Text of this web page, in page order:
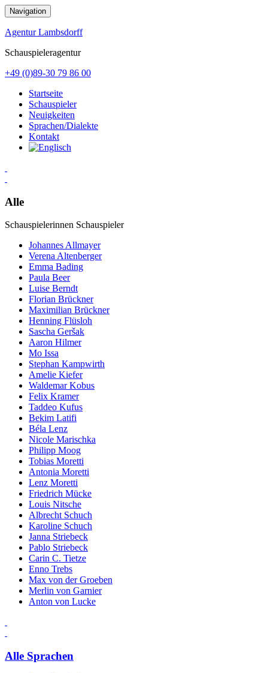
Zum
Inhalt
springen
Navigation
Agentur Lambsdorff
Schauspieleragentur
+49 (0)89-30 79 86 00
Startseite
Schauspieler
Neuigkeiten
Sprachen/Dialekte
Kontakt
Alle
Schauspielerinnen Schauspieler
Johannes Allmayer
Verena Altenberger
Emma Bading
Paula Beer
Luise Berndt
Florian Brückner
Maximilian Brückner
Henning Flüsloh
Sascha Geršak
Aaron Hilmer
Mo Issa
Stephan Kampwirth
Amelie Kiefer
Waldemar Kobus
Felix Kramer
Taddeo Kufus
Bekim Latifi
Béla Lenz
Nicole Marischka
Philipp Moog
Tobias Moretti
Antonia Moretti
Lenz Moretti
Friedrich Mücke
Louis Nitsche
Albrecht Schuch
Karoline Schuch
Janna Striebeck
Pablo Striebeck
Carin C. Tietze
Enno Trebs
Max von der Groeben
Merlin von Garnier
Anton von Lucke
Alle Sprachen